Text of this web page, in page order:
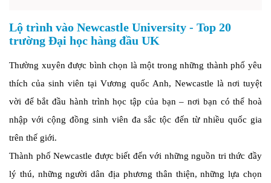
Lộ trình vào Newcastle University - Top 20
trường Đại học hàng đầu UK
Thường xuyên được bình chọn là một trong những thành phố yêu
thích của sinh viên tại Vương quốc Anh, Newcastle là nơi tuyệt
vời để bắt đầu hành trình học tập của bạn – nơi bạn có thể hoà
nhập với cộng đồng sinh viên đa sắc tộc đến từ nhiều quốc gia
trên thế giới.
Thành phố Newcastle được biết đến với những nguồn tri thức đầy
lý thú, những người dân địa phương thân thiện, những lựa chọn